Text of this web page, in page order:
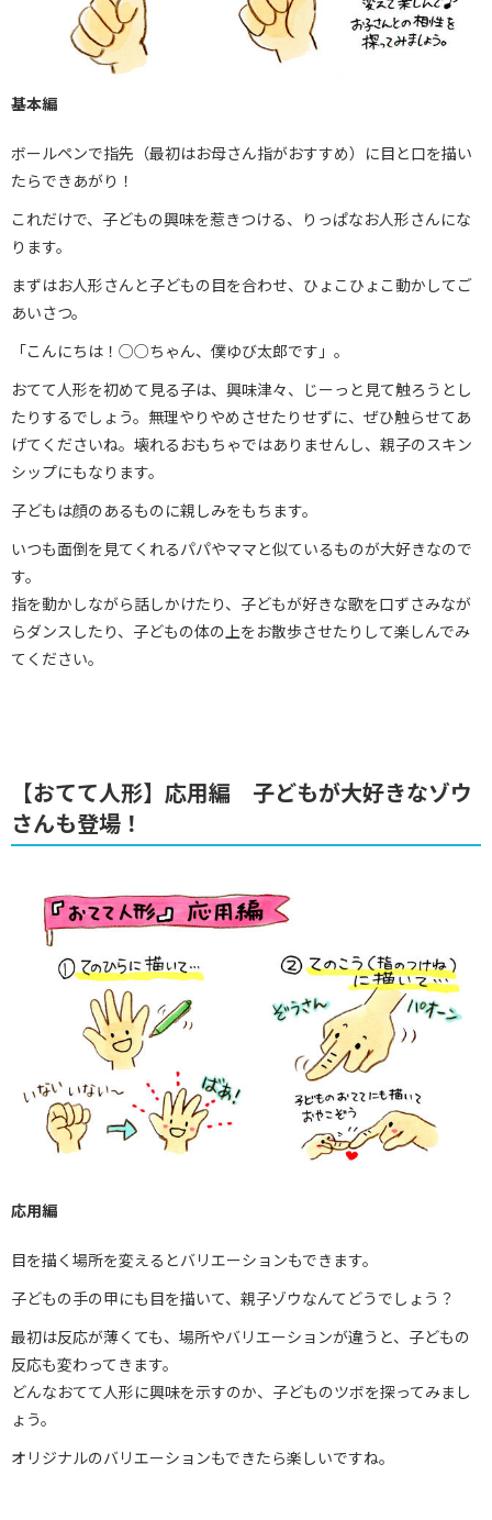
基本編
ボールペンで指先（最初はお母さん指がおすすめ）に目と口を描い
たらできあがり！
これだけで、子どもの興味を惹きつける、りっぱなお人形さんにな
ります。
まずはお人形さんと子どもの目を合わせ、ひょこひょこ動かしてご
あいさつ。
「こんにちは！○○ちゃん、僕ゆび太郎です」。
おてて人形を初めて見る子は、興味津々、じーっと見て触ろうとし
たりするでしょう。無理やりやめさせたりせずに、ぜひ触らせてあ
げてくださいね。壊れるおもちゃではありませんし、親子のスキン
シップにもなります。
子どもは顔のあるものに親しみをもちます。
いつも面倒を見てくれるパパやママと似ているものが大好きなので
す。
指を動かしながら話しかけたり、子どもが好きな歌を口ずさみなが
らダンスしたり、子どもの体の上をお散歩させたりして楽しんでみ
てください。
【おてて人形】応用編 子どもが大好きなゾウ
さんも登場！
応用編
目を描く場所を変えるとバリエーションもできます。
子どもの手の甲にも目を描いて、親子ゾウなんてどうでしょう？
最初は反応が薄くても、場所やバリエーションが違うと、子どもの
反応も変わってきます。
どんなおてて人形に興味を示すのか、子どものツボを探ってみまし
ょう。
オリジナルのバリエーションもできたら楽しいですね。